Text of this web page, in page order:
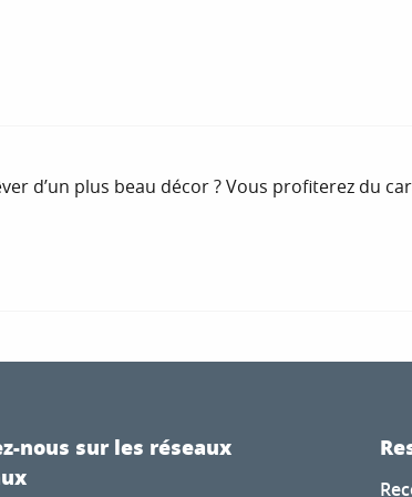
d’un plus beau décor ? Vous profiterez du
nous sur les réseaux